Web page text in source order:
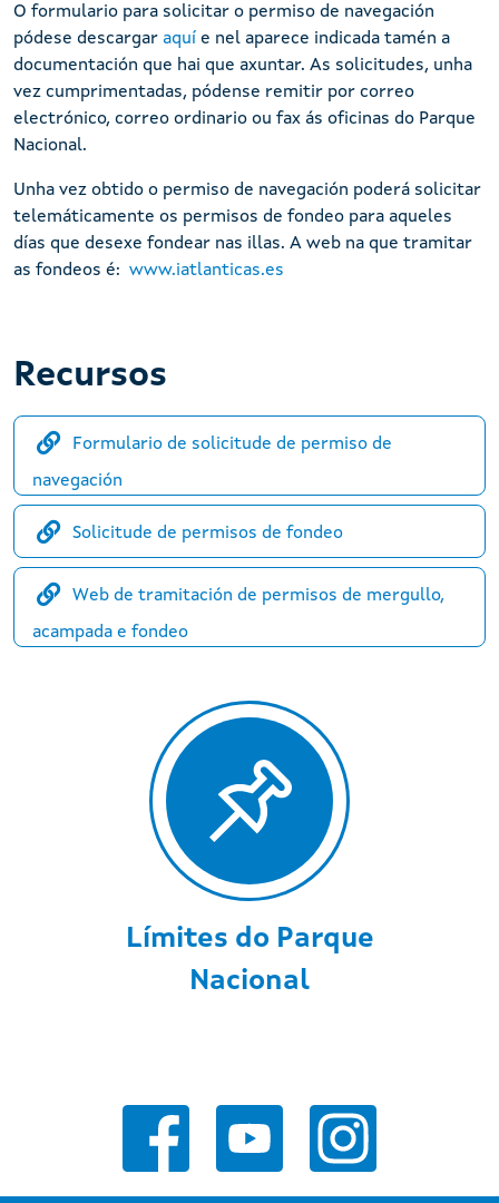
O formulario para solicitar o permiso de navegación
pódese descargar aquí e nel aparece indicada tamén a
documentación que hai que axuntar. As solicitudes, unha
vez cumprimentadas, pódense remitir por correo
electrónico, correo ordinario ou fax ás oficinas do Parque
Nacional.
Unha vez obtido o permiso de navegación poderá solicitar
telemáticamente os permisos de fondeo para aqueles
días que desexe fondear nas illas. A web na que tramitar
as fondeos é: www.iatlanticas.es
Recursos
Formulario de solicitude de permiso de
navegación
Solicitude de permisos de fondeo
Web de tramitación de permisos de mergullo,
acampada e fondeo
Límites do Parque
Nacional